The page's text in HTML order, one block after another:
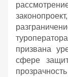
призвана
сфере